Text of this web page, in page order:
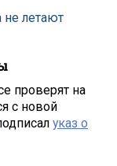
не летают
проверят на
с новой
указ о